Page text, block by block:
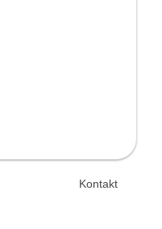
Kontakt
© 2026 Unsertag.de - Ihr